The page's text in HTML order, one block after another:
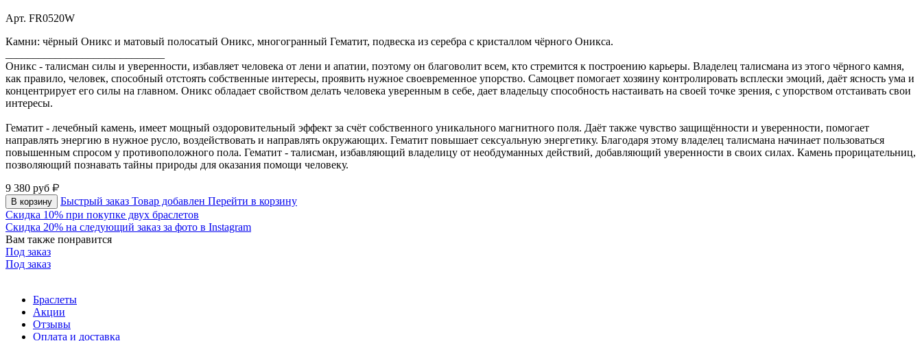
Арт. FR0520W
Камни: чёрный Оникс и матовый полосатый Оникс, многогранный Гематит, подвеска из серебра с кристаллом чёрного Оникса.
Оникс - талисман силы и уверенности, избавляет человека от лени и апатии, поэтому он благоволит всем, кто стремится к построению карьеры. Владелец талисмана из этого чёрного камня,
как правило, человек, способный отстоять собственные интересы, проявить нужное своевременное упорство. Самоцвет помогает хозяину контролировать всплески эмоций, даёт ясность ума и
концентрирует его силы на главном. Оникс обладает свойством делать человека уверенным в себе, дает владельцу способность настаивать на своей точке зрения, с упорством отстаивать свои
интересы.
Гематит - лечебный камень, имеет мощный оздоровительный эффект за счёт собственного уникального магнитного поля. Даёт также чувство защищённости и уверенности, помогает
направлять энергию в нужное русло, воздействовать и направлять окружающих. Гематит повышает сексуальную энергетику. Благодаря этому владелец талисмана начинает пользоваться
повышенным спросом у противоположного пола. Гематит - талисман, избавляющий владелицу от необдуманных действий, добавляющий уверенности в своих силах. Камень прорицательниц,
позволяющий познавать тайны природы для оказания помощи человеку.
9 380 руб
В корзину Быстрый заказ Товар добавлен Перейти в корзину
Скидка 10% при покупке двух браслетов
Скидка 20% на следующий заказ за фото в Instagram
Вам также понравится
Под заказ
Под заказ
Браслеты
Акции
Отзывы
Оплата и доставка